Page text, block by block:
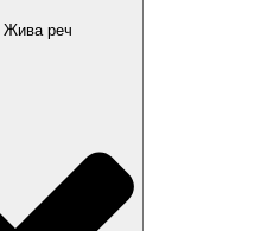
Жива реч